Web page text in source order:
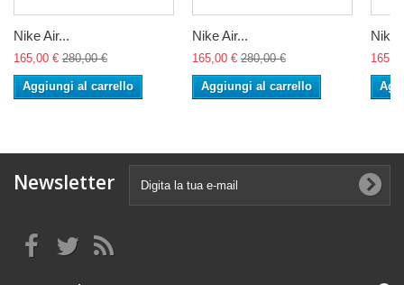
Nike Air...
165,00 € 280,00 €
Aggiungi al carrello
Nike Air...
165,00 € 280,00 €
Aggiungi al carrello
Nike
Newsletter